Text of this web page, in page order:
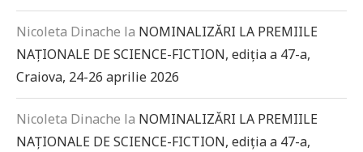
Nicoleta Dinache la NOMINALIZĂRI LA PREMIILE
NAȚIONALE DE SCIENCE-FICTION, ediția a 47-a,
Craiova, 24-26 aprilie 2026
Nicoleta Dinache la NOMINALIZĂRI LA PREMIILE
NAȚIONALE DE SCIENCE-FICTION, ediția a 47-a,